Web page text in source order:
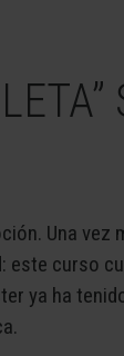
Una vez
este curso
ya ha